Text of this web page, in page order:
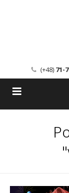
(+48) 71-
Kerio
Szkolenia